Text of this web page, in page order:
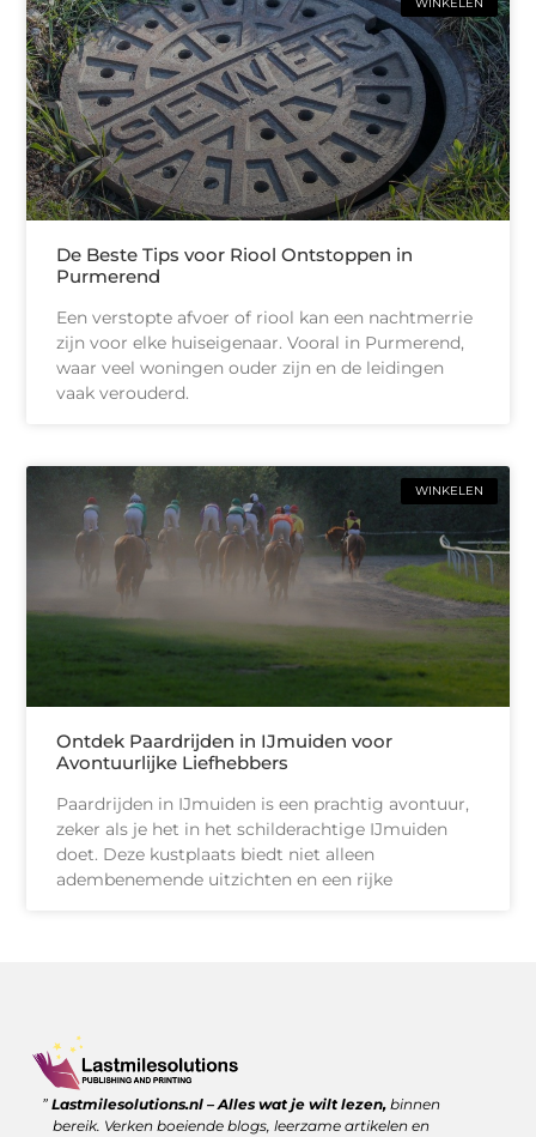
WINKELEN
De Beste Tips voor Riool Ontstoppen in
Purmerend
Een verstopte afvoer of riool kan een nachtmerrie
zijn voor elke huiseigenaar. Vooral in Purmerend,
waar veel woningen ouder zijn en de leidingen
vaak verouderd.
WINKELEN
Ontdek Paardrijden in IJmuiden voor
Avontuurlijke Liefhebbers
Paardrijden in IJmuiden is een prachtig avontuur,
zeker als je het in het schilderachtige IJmuiden
doet. Deze kustplaats biedt niet alleen
adembenemende uitzichten en een rijke
”Lastmilesolutions.nl – Alles wat je wilt lezen, binnen
bereik. Verken boeiende blogs, leerzame artikelen en